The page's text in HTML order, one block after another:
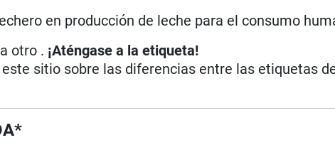
en producción de leche para el consumo
otro . ¡Aténgase a la etiqueta!
sitio sobre las diferencias entre las etiquetas